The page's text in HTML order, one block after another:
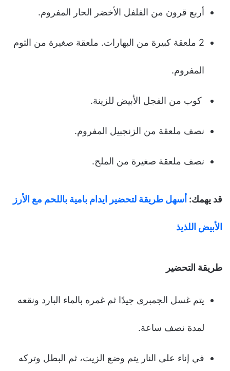
أربع قرون من الفلفل الأخضر الحار المفروم.
2 ملعقة كبيرة من البهارات. ملعقة صغيرة من الثوم
المفروم.
كوب من الفجل الأبيض للزينة.
نصف ملعقة من الزنجبيل المفروم.
نصف ملعقة صغيرة من الملح.
قد يهمك: أسهل طريقة لتحضير ايدام بامية باللحم مع الأرز
الأبيض اللذيذ
طريقة التحضير
يتم غسل الجمبرى جيدًا ثم غمره بالماء البارد ونقعه
لمدة نصف ساعة.
في إناء على النار يتم وضع الزيت، ثم البطل وتركه